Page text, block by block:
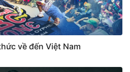
về đến Việt Nam